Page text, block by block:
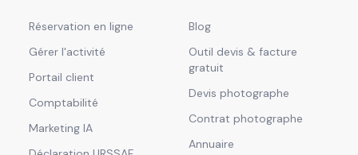
Réservation en ligne
Gérer l'activité
Portail client
Comptabilité
Marketing IA
Blog
Outil devis & facture
gratuit
Devis photographe
Contrat photographe
Annuaire